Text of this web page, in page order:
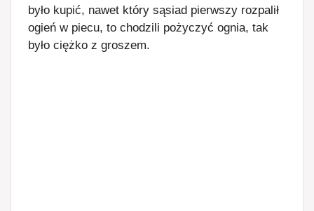
było kupić, nawet który sąsiad pierwszy rozpalił
ogień w piecu, to chodzili pożyczyć ognia, tak
było ciężko z groszem.